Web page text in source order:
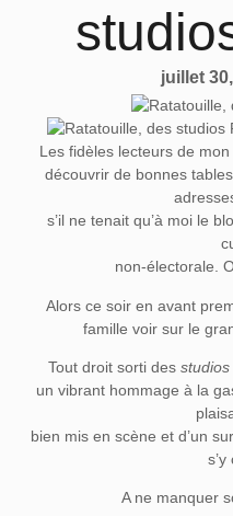
juillet
Les fidèles lecteurs de
découvrir de bonnes
s’il ne tenait qu’à moi le
non-électorale.
Alors ce soir en avant
famille voir sur le
Tout droit sorti des studios
un vibrant hommage à la
bien mis en scène et d’un
s’y
A ne manquer